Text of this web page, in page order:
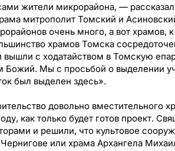
жители микрорайона, — рассказал
митрополит Томский и
очень много, а вот храмов, к
храмов Томска
вышли с ходатайством в Томскую
Божий. Мы с просьбой о выделении
был выделен здесь».
довольно вместительного
как только будет готов проект.
и решили, что культовое
или храма Архангела